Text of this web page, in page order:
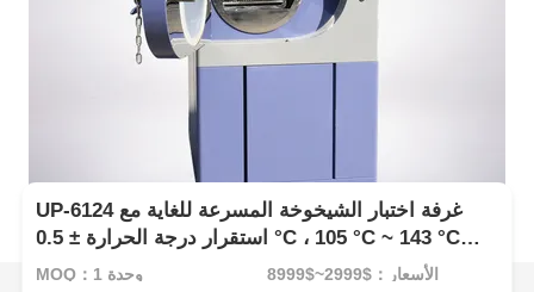
UP-6124 غرفة اختبار الشيخوخة المسرعة للغاية مع
استقرار درجة الحرارة ± 0.5 °C ، 105 °C ~ 143 °C
ومدى 1.2 ~ 2.89 كجم / سم2 الضغط
MOQ：1 وحدة الأسعار：$2999~$8999